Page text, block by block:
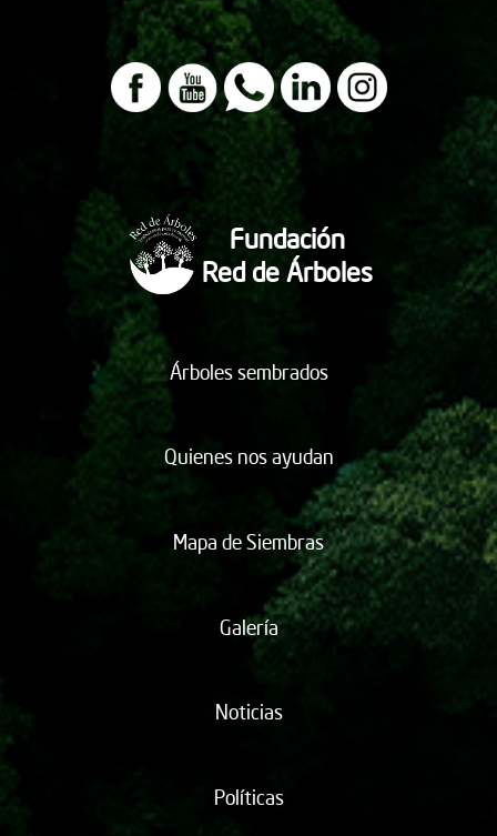
Fundación
Red de Árboles
Árboles sembrados
Quienes nos ayudan
Mapa de Siembras
Galería
Noticias
Políticas